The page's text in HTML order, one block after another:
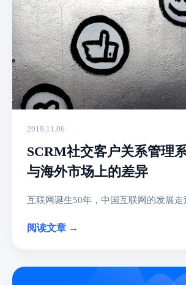
2019.11.06
SCRM社交客户关系管理
与海外市场上的差异
互联网诞生50年，中国互联网的发展走
阅读文章 →